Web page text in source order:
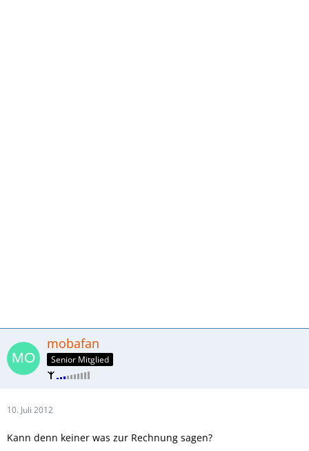
mobafan
Senior Mitglied
10. Juli 2012
Kann denn keiner was zur Rechnung sagen?